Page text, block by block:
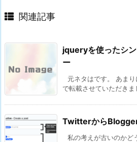
関連記事
jqueryを使ったシ
ー
元ネタはです。 あま
で転載させていただき
Twitterから
私の考えが古いのかど